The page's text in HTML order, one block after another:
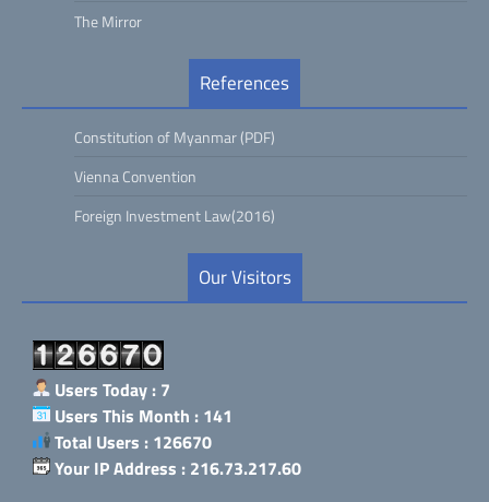
The Mirror
References
Constitution of Myanmar (PDF)
Vienna Convention
Foreign Investment Law(2016)
Our Visitors
Users Today : 7
Users This Month : 141
Total Users : 126670
Your IP Address : 216.73.217.60